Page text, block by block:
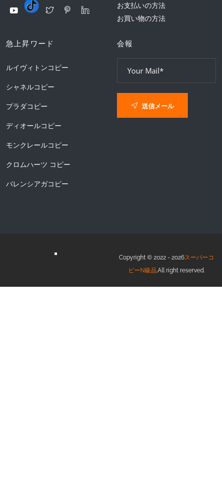
お支払いの方法
お買い物の方法
急上昇ワード
ルイヴィトンコピー
シャネルコピー
プラダコピー
ディオールコピー
モンクレールコピー
クロムハーツ コピー
バレンシアガコピー
会報
送信メール
Copyright © 2022 - 2026スーパーコ
ピーN級品.All right reserved.